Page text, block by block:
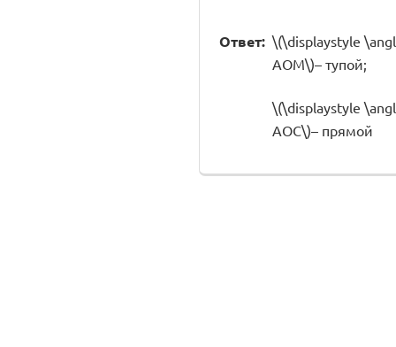
Ответ: \(\displaystyle
AOM\)– тупой;
\(\displaystyle
AOC\)– прямой